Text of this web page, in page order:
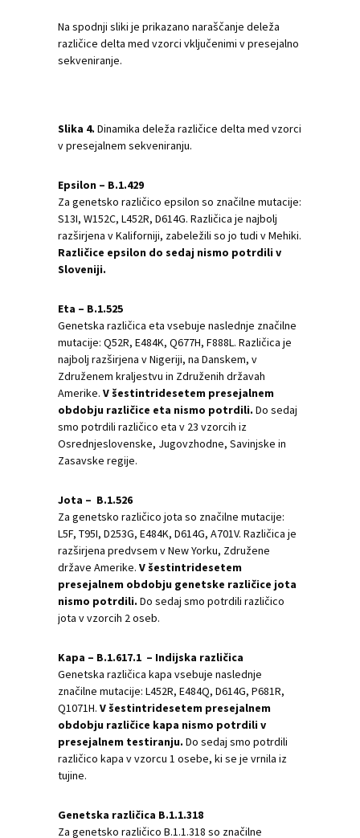
Na spodnji sliki je prikazano naraščanje deleža
različice delta med vzorci vključenimi v presejalno
sekveniranje.
Slika 4. Dinamika deleža različice delta med vzorci
v presejalnem sekveniranju.
Epsilon – B.1.429
Za genetsko različico epsilon so značilne mutacije:
S13I, W152C, L452R, D614G. Različica je najbolj
razširjena v Kaliforniji, zabeležili so jo tudi v Mehiki.
Različice epsilon do sedaj nismo potrdili v
Sloveniji.
Eta – B.1.525
Genetska različica eta vsebuje naslednje značilne
mutacije: Q52R, E484K, Q677H, F888L. Različica je
najbolj razširjena v Nigeriji, na Danskem, v
Združenem kraljestvu in Združenih državah
Amerike. V šestintridesetem presejalnem
obdobju različice eta nismo potrdili. Do sedaj
smo potrdili različico eta v 23 vzorcih iz
Osrednjeslovenske, Jugovzhodne, Savinjske in
Zasavske regije.
Jota – B.1.526
Za genetsko različico jota so značilne mutacije:
L5F, T95I, D253G, E484K, D614G, A701V. Različica je
razširjena predvsem v New Yorku, Združene
države Amerike. V šestintridesetem
presejalnem obdobju genetske različice jota
nismo potrdili. Do sedaj smo potrdili različico
jota v vzorcih 2 oseb.
Kapa – B.1.617.1 – Indijska različica
Genetska različica kapa vsebuje naslednje
značilne mutacije: L452R, E484Q, D614G, P681R,
Q1071H. V šestintridesetem presejalnem
obdobju različice kapa nismo potrdili v
presejalnem testiranju. Do sedaj smo potrdili
različico kapa v vzorcu 1 osebe, ki se je vrnila iz
tujine.
Genetska različica B.1.1.318
Za genetsko različico B.1.1.318 so značilne